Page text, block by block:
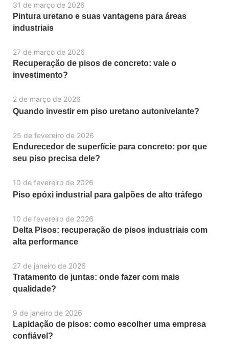
31 de março de 2026
Pintura uretano e suas vantagens para áreas
industriais
27 de março de 2026
Recuperação de pisos de concreto: vale o
investimento?
2 de março de 2026
Quando investir em piso uretano autonivelante?
25 de fevereiro de 2026
Endurecedor de superfície para concreto: por que
seu piso precisa dele?
10 de fevereiro de 2026
Piso epóxi industrial para galpões de alto tráfego
10 de fevereiro de 2026
Delta Pisos: recuperação de pisos industriais com
alta performance
27 de janeiro de 2026
Tratamento de juntas: onde fazer com mais
qualidade?
9 de janeiro de 2026
Lapidação de pisos: como escolher uma empresa
confiável?